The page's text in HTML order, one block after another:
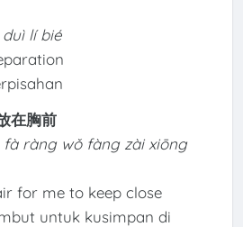
lí bié
在胸前
ràng wǒ fàng zài xiōng
for me to keep close
untuk kusimpan di